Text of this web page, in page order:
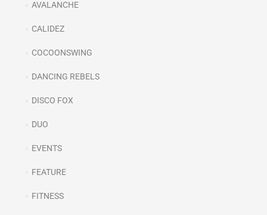
AVALANCHE
CALIDEZ
COCOONSWING
DANCING REBELS
DISCO FOX
DUO
EVENTS
FEATURE
FITNESS